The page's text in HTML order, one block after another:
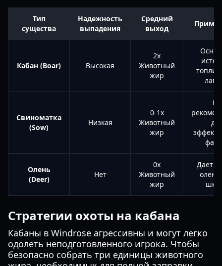
Тип
существа
Надежность
выпадения
Средний
выход
Кабан (Boar) Высокая
2x
Животный
жир
Свиноматка
(Sow)
Низкая
0-1x
Животный
жир
Не
Олень
(Deer)
Нет
0x
Животный
жир
Дает
Стратегии охоты на кабана
Кабаны в Windrose агрессивны и могут легко
одолеть неподготовленного игрока. Чтобы
безопасно собрать три единицы животного